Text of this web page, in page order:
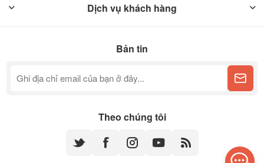
Dịch vụ khách hàng
Bản tin
Theo chúng tôi